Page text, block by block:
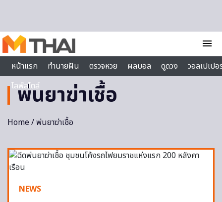
menu
หน้าแรก
ทำนายฝัน ตรวจหวย ผลบอล ดูดวง
วอลเปเป
ไลฟ์สไตล์
พ่นยาฆ่าเชื้อ
Home/ พ่นยาฆ่าเชื้อ
NEWS